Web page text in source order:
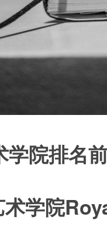
学院排名
术学院